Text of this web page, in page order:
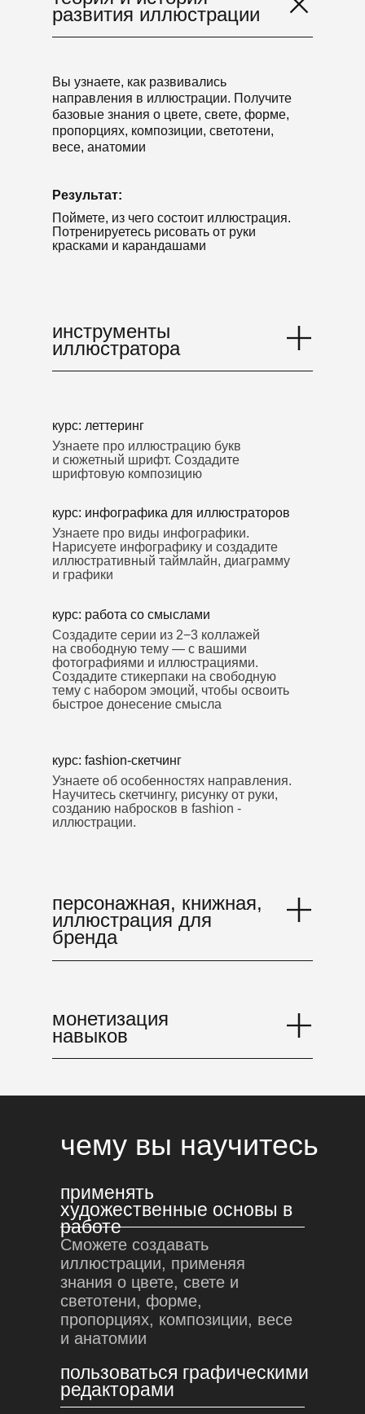
развития иллюстрации
Вы узнаете, как развивались
направления в иллюстрации. Получите
базовые знания о цвете, свете, форме,
пропорциях, композиции, светотени,
весе, анатомии
Результат:
Поймете, из чего состоит иллюстрация.
Потренируетесь рисовать от руки
красками и карандашами
инструменты
иллюстратора
курс: инфографика для иллюстраторов
Узнаете про виды инфографики.
Нарисуете инфографику и создадите
иллюстративный таймлайн, диаграмму
и графики
курс: леттеринг
Узнаете про иллюстрацию букв
и сюжетный шрифт. Создадите
шрифтовую композицию
курс: fashion-cкетчинг
курс: работа со смыслами
Узнаете об особенностях направления.
Научитесь скетчингу, рисунку от руки,
созданию набросков в fashion -
иллюстрации.
Создадите серии из 2−3 коллажей
на свободную тему — с вашими
фотографиями и иллюстрациями.
Создадите стикерпаки на свободную
тему с набором эмоций, чтобы освоить
быстрое донесение смысла
профессии
персонажная, книжная,
иллюстрация для
бренда
монетизация
навыков
чему вы научитесь
Сможете создавать
иллюстрации, применяя
знания о цвете, свете и
светотени, форме,
пропорциях, композиции, весе
и анатомии
применять
художественные основы в
работе
пользоваться графическими
редакторами